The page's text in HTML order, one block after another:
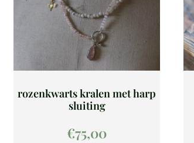
rozenkwarts kralen met harp
sluiting
€75,00